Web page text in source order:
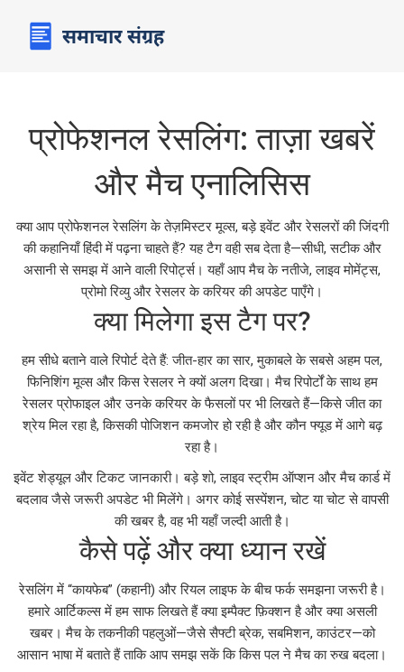
प्रोफेशनल रेसलिंग: ताज़ा खबरें
और मैच एनालिसिस
क्या आप प्रोफेशनल रेसलिंग के तेज़मिस्टर मूव्स, बड़े इवेंट और रेसलरों की जिंदगी
की कहानियाँ हिंदी में पढ़ना चाहते हैं? यह टैग वही सब देता है—सीधी, सटीक और
असानी से समझ में आने वाली रिपोर्ट्स। यहाँ आप मैच के नतीजे, लाइव मोमेंट्स,
प्रोमो रिव्यु और रेसलर के करियर की अपडेट पाएँगे।
क्या मिलेगा इस टैग पर?
हम सीधे बताने वाले रिपोर्ट देते हैं: जीत-हार का सार, मुकाबले के सबसे अहम पल,
फिनिशिंग मूव्स और किस रेसलर ने क्यों अलग दिखा। मैच रिपोर्टों के साथ हम
रेसलर प्रोफाइल और उनके करियर के फैसलों पर भी लिखते हैं—किसे जीत का
श्रेय मिल रहा है, किसकी पोजिशन कमजोर हो रही है और कौन फ्यूड में आगे बढ़
रहा है।
इवेंट शेड्यूल और टिकट जानकारी। बड़े शो, लाइव स्ट्रीम ऑप्शन और मैच कार्ड में
बदलाव जैसे जरूरी अपडेट भी मिलेंगे। अगर कोई सस्पेंशन, चोट या चोट से वापसी
की खबर है, वह भी यहाँ जल्दी आती है।
कैसे पढ़ें और क्या ध्यान रखें
रेसलिंग में “कायफेब” (कहानी) और रियल लाइफ के बीच फर्क समझना जरूरी है।
हमारे आर्टिकल्स में हम साफ लिखते हैं क्या इम्पैक्ट फ़िक्शन है और क्या असली
खबर। मैच के तकनीकी पहलुओं—जैसे सैफ्टी ब्रेक, सबमिशन, काउंटर—को
आसान भाषा में बताते हैं ताकि आप समझ सकें कि किस पल ने मैच का रुख बदला।